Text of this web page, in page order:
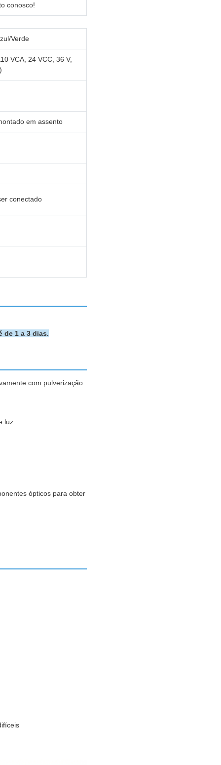
conosco!
Verde
VCA, 24 VCC, 36 V,
em assento
conectado
de 1 a 3 dias.
com pulverização
luz.
ópticos para obter